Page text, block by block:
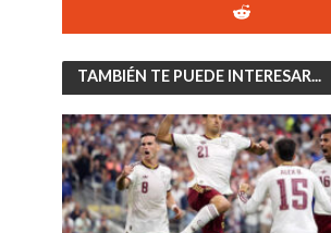
TAMBIÉN TE PUEDE INTERESAR...